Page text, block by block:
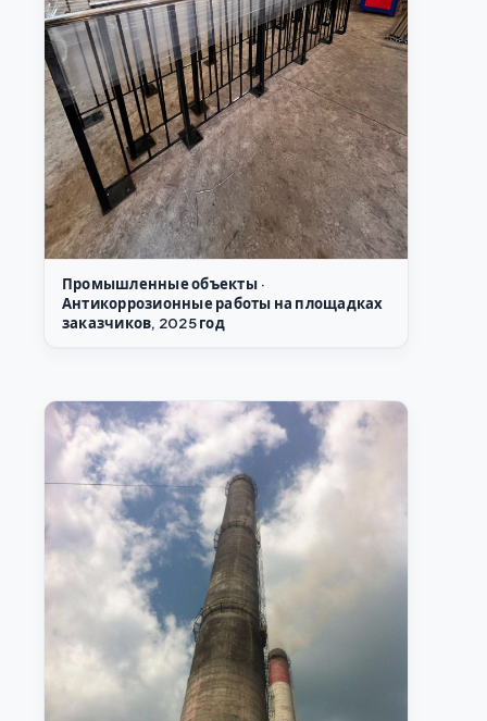
Промышленные объекты ·
Антикоррозионные работы на площадках
заказчиков, 2025 год